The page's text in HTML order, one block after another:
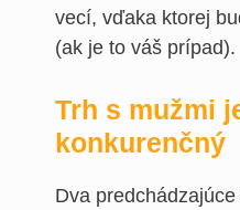
vecí, vďaka ktorej
(ak je to váš prípad).
Trh s mužmi
konkurenčný
Dva